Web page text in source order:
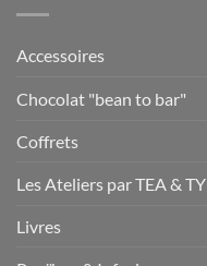
Accessoires
Chocolat "bean to bar"
Coffrets
Les Ateliers par TEA & TY
Livres